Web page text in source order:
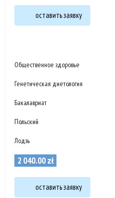
оставить заявку
Общественное здоровье
Генетическая диетология
Бакалавриат
Польский
Лодзь
2 040.00zł
оставить заявку